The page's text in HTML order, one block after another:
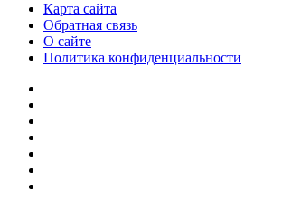
Карта сайта
Обратная связь
О сайте
Политика конфиденциальности